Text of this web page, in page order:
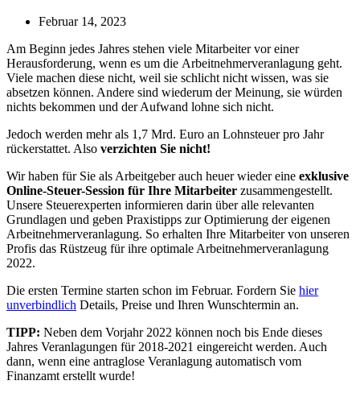
Februar 14, 2023
Am Beginn jedes Jahres stehen viele Mitarbeiter vor einer
Herausforderung, wenn es um die Arbeitnehmerveranlagung geht.
Viele machen diese nicht, weil sie schlicht nicht wissen, was sie
absetzen können. Andere sind wiederum der Meinung, sie würden
nichts bekommen und der Aufwand lohne sich nicht.
Jedoch werden mehr als 1,7 Mrd. Euro an Lohnsteuer pro Jahr
rückerstattet. Also verzichten Sie nicht!
Wir haben für Sie als Arbeitgeber auch heuer wieder eine exklusive
Online-Steuer-Session für Ihre Mitarbeiter zusammengestellt.
Unsere Steuerexperten informieren darin über alle relevanten
Grundlagen und geben Praxistipps zur Optimierung der eigenen
Arbeitnehmerveranlagung. So erhalten Ihre Mitarbeiter von unseren
Profis das Rüstzeug für ihre optimale Arbeitnehmerveranlagung
2022.
Die ersten Termine starten schon im Februar. Fordern Sie hier
unverbindlich Details, Preise und Ihren Wunschtermin an.
TIPP: Neben dem Vorjahr 2022 können noch bis Ende dieses
Jahres Veranlagungen für 2018-2021 eingereicht werden. Auch
dann, wenn eine antraglose Veranlagung automatisch vom
Finanzamt erstellt wurde!